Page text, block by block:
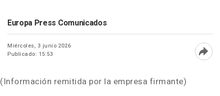
Europa Press Comunicados
Miércoles, 3 junio 2026
Publicado: 15:53
(Información remitida por la empresa firmante)